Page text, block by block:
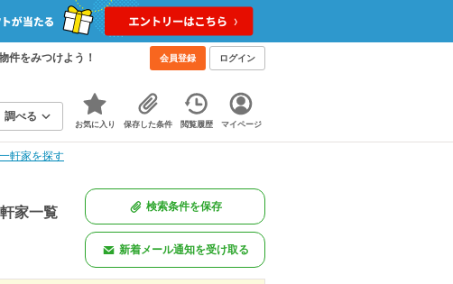
件をみつけよう！ 会員登録 ログイン
調べる
お気に入り 保存した条件 閲覧履歴 マイページ
軒家を探す
家一覧 検索条件を保存
新着メール通知を受け取る